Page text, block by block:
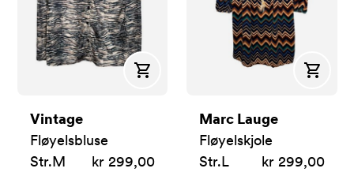
Kjøp
Vintage
Fløyelsbluse
Str.M kr 299,00
Kjøp
Marc Lauge
Fløyelskjole
Str.L kr 299,00